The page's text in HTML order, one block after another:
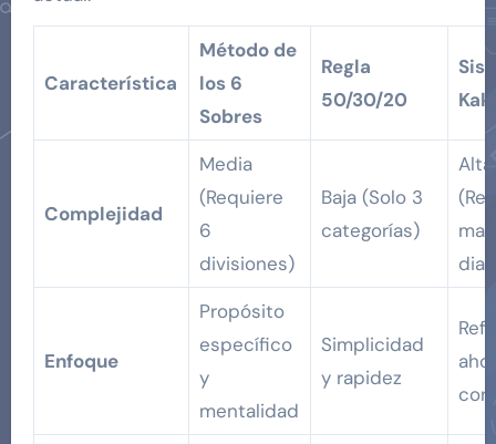
Característica
Método de
los 6
Sobres
Regla
50/30/20
Complejidad
Media
(Requiere
6
divisiones)
Baja (Solo 3
categorías)
Alta
Enfoque
Propósito
específico
y
mentalidad
Simplicidad
y rapidez